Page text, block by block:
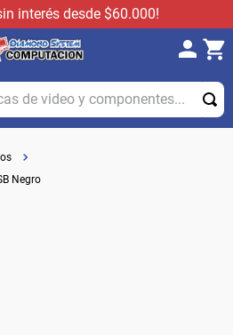
interés desde $60.000!
video y componentes...
Negro